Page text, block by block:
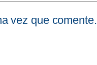
vez que comente.